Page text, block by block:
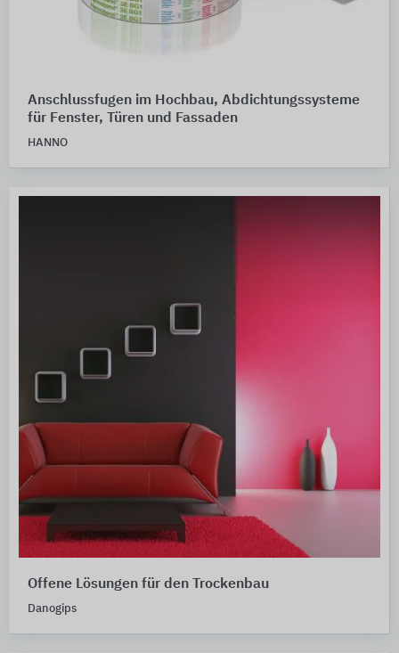
Anschlussfugen im Hochbau, Abdichtungssysteme
für Fenster, Türen und Fassaden
HANNO
Offene Lösungen für den Trockenbau
Danogips